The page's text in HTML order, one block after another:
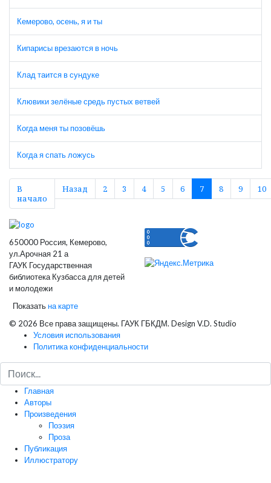
Кемерово, осень, я и ты
Кипарисы врезаются в ночь
Клад таится в сундуке
Клювики зелёные средь пустых ветвей
Когда меня ты позовёшь
Когда я спать ложусь
В
начало
Назад 2 3 4 5 6 7 8 9 10
650000 Россия, Кемерово,
ул.Арочная 21 а
ГАУК Государственная
библиотека Кузбасса для детей
и молодежи
Показатьна карте
© 2026 Все права защищены. ГАУК ГБКДМ. Design V.D. Studio
Условия использования
Политика конфиденциальности
Главная
Авторы
Произведения
Поэзия
Проза
Публикация
Иллюстратору